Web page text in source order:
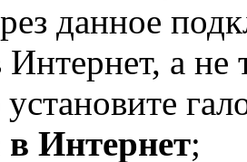
данное
а не
установите
Интернет;